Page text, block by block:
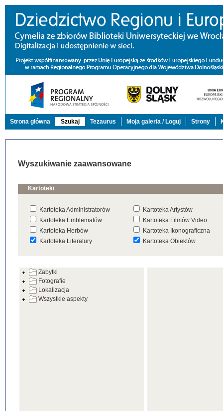
Strona główna Szukaj Tezaurus Moja galeria / Loguj Strony
Wyszukiwanie zaawansowane
Kartoteki
Kartoteka Administratorów
Kartoteka Artystów
Kartoteka Emblematów
Kartoteka Filmów Video
Kartoteka Herbów
Kartoteka Ikonograficzna
Kartoteka Literatury
Kartoteka Obiektów
Kartoteka Warsztatów
Kartoteka Zabytków
Zabytki
Fotografie
Lokalizacja
Wszystkie aspekty